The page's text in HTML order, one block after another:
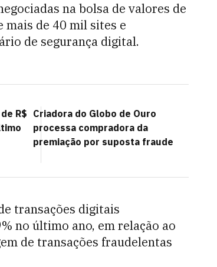
na bolsa de valores de
mais de 40 mil sites e
de segurança digital.
R$ Criadora do Globo de Ouro
processa compradora da
premiação por suposta fraude
transações digitais
no último ano, em relação ao
de transações fraudelentas